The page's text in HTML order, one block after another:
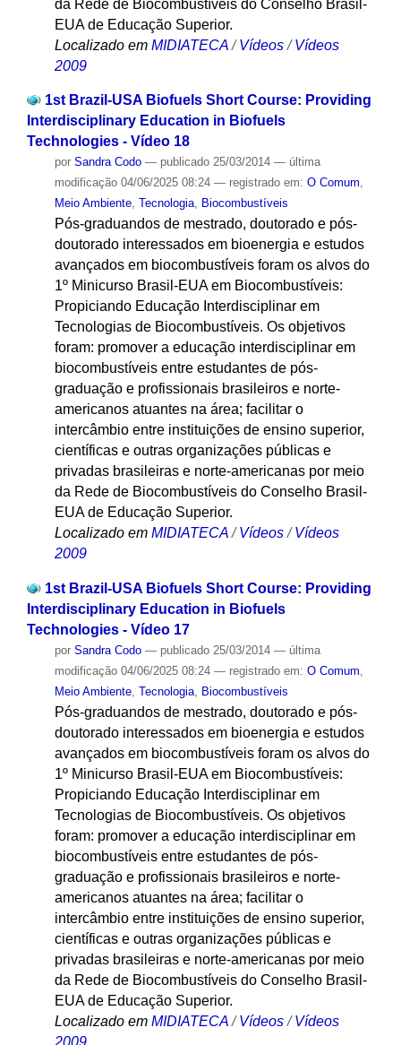
da Rede de Biocombustíveis do Conselho Brasil-
EUA de Educação Superior.
Localizado em MIDIATECA /Vídeos /Vídeos
2009
1st Brazil-USA Biofuels Short Course: Providing
Interdisciplinary Education in Biofuels
Technologies - Vídeo 18
por Sandra Codo — publicado25/03/2014 — última
modificação04/06/2025 08:24 — registrado em: O Comum,
Meio Ambiente, Tecnologia, Biocombustíveis
Pós-graduandos de mestrado, doutorado e pós-
doutorado interessados em bioenergia e estudos
avançados em biocombustíveis foram os alvos do
1º Minicurso Brasil-EUA em Biocombustíveis:
Propiciando Educação Interdisciplinar em
Tecnologias de Biocombustíveis. Os objetivos
foram: promover a educação interdisciplinar em
biocombustíveis entre estudantes de pós-
graduação e profissionais brasileiros e norte-
americanos atuantes na área; facilitar o
intercâmbio entre instituições de ensino superior,
científicas e outras organizações públicas e
privadas brasileiras e norte-americanas por meio
da Rede de Biocombustíveis do Conselho Brasil-
EUA de Educação Superior.
Localizado em MIDIATECA / Vídeos / Vídeos
2009
1st Brazil-USA Biofuels Short Course: Providing
Interdisciplinary Education in Biofuels
Technologies - Vídeo 17
por Sandra Codo — publicado25/03/2014 — última
modificação04/06/2025 08:24 — registrado em: O Comum,
Meio Ambiente, Tecnologia, Biocombustíveis
Pós-graduandos de mestrado, doutorado e pós-
doutorado interessados em bioenergia e estudos
avançados em biocombustíveis foram os alvos do
1º Minicurso Brasil-EUA em Biocombustíveis:
Propiciando Educação Interdisciplinar em
Tecnologias de Biocombustíveis. Os objetivos
foram: promover a educação interdisciplinar em
biocombustíveis entre estudantes de pós-
graduação e profissionais brasileiros e norte-
americanos atuantes na área; facilitar o
intercâmbio entre instituições de ensino superior,
científicas e outras organizações públicas e
privadas brasileiras e norte-americanas por meio
da Rede de Biocombustíveis do Conselho Brasil-
EUA de Educação Superior.
Localizado em MIDIATECA /Vídeos /Vídeos